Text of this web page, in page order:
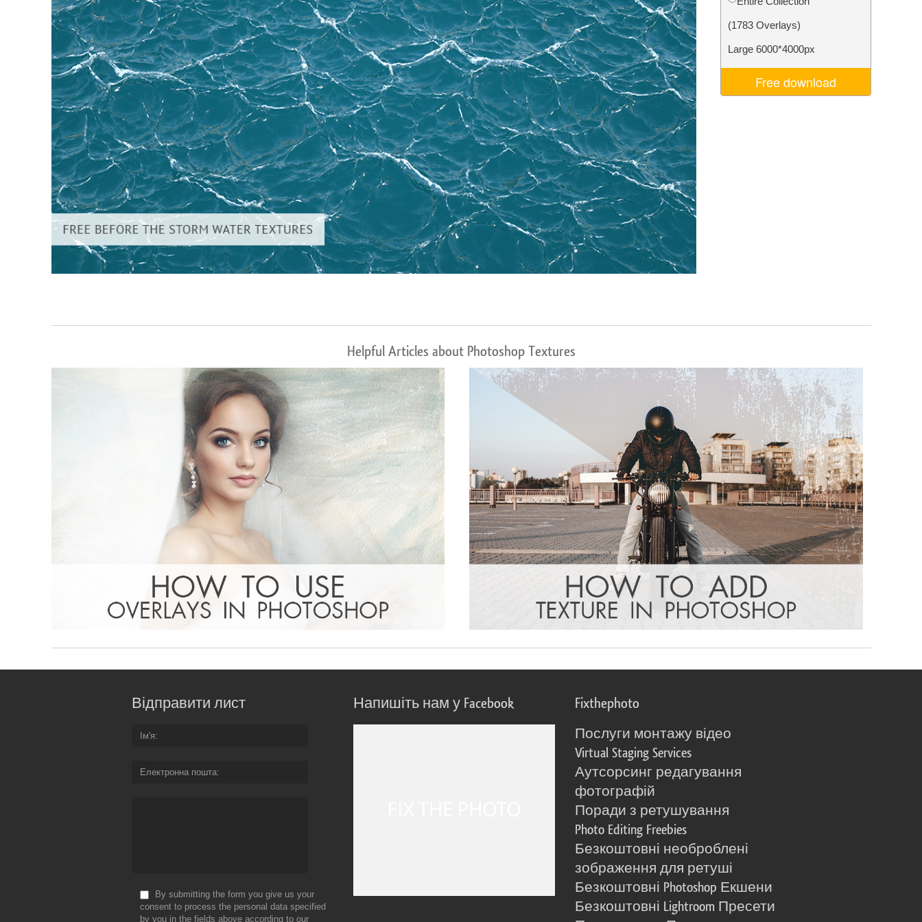
Сервіс ретуші товарів Редагування фото
ювелірних виробів
Дані для навчання ШІ Video Editing Services
(1783 Overlays)
Large 6000*4000px
Free download
Helpful Articles about Photoshop Textures
Відправити лист
Ім'я
Електронна пошта
By submitting the form you give us your
consent to process the personal data specified
by you in the fields above according to our
Напишіть нам у Facebook Fixthephoto
Послуги монтажу відео
Virtual Staging Services
Аутсорсинг редагування
фотографій
Поради з ретушування
Photo Editing Freebies
Безкоштовні необроблені
зображення для ретуші
Безкоштовні Photoshop Екшени
Безкоштовні Lightroom Пресети